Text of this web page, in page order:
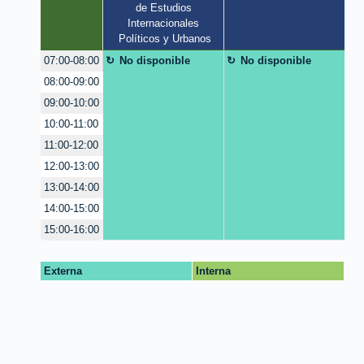
de Estudios
Internacionales
Políticos y Urbanos
07:00-08:00
No disponible
No disponible
08:00-09:00
09:00-10:00
10:00-11:00
11:00-12:00
12:00-13:00
13:00-14:00
14:00-15:00
15:00-16:00
Externa Interna